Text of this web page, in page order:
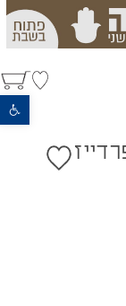
פתח סרגל נגישות